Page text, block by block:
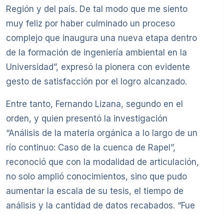
Región y del país. De tal modo que me siento
muy feliz por haber culminado un proceso
complejo que inaugura una nueva etapa dentro
de la formación de ingeniería ambiental en la
Universidad”, expresó la pionera con evidente
gesto de satisfacción por el logro alcanzado.
Entre tanto, Fernando Lizana, segundo en el
orden, y quien presentó la investigación
“Análisis de la materia orgánica a lo largo de un
río continuo: Caso de la cuenca de Rapel”,
reconoció que con la modalidad de articulación,
no solo amplió conocimientos, sino que pudo
aumentar la escala de su tesis, el tiempo de
análisis y la cantidad de datos recabados. “Fue